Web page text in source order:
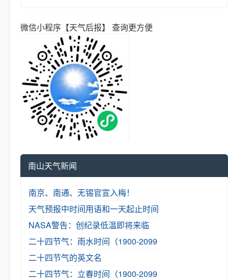
微信小程序【天气后报】 查询更方便
南山天气新闻
南京、南通、无锡官宣入梅！
天气预报中时间用语和一天起止时间
NASA警告：创纪录低温即将来临
二十四节气：雨水时间（1900-2099
二十四节气的英文名
二十四节气：立春时间（1900-2099